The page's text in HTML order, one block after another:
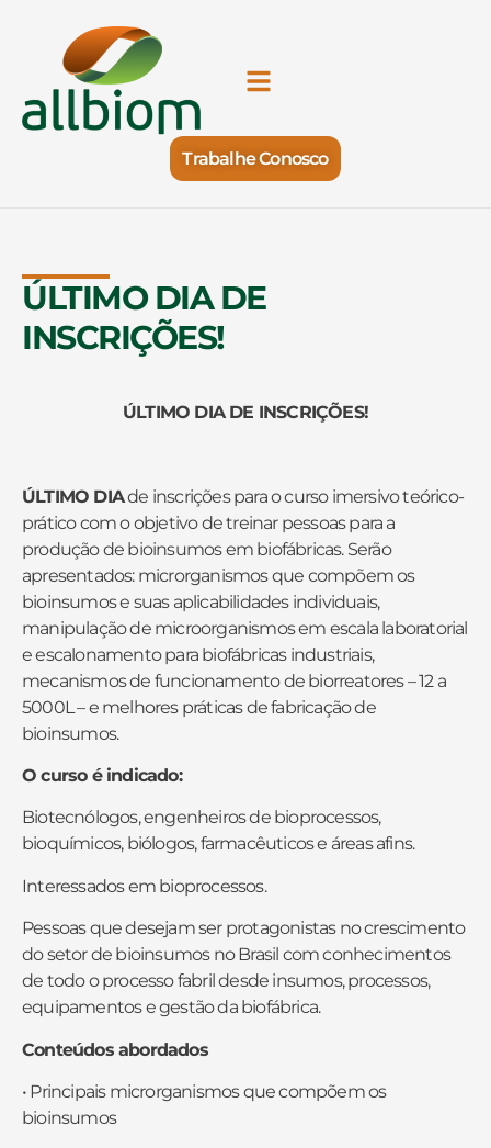
Trabalhe Conosco
ÚLTIMO DIA DE
INSCRIÇÕES!
ÚLTIMO DIA DE INSCRIÇÕES!
ÚLTIMO DIAde inscrições para o curso imersivo teórico-
prático com o objetivo de treinar pessoas para a
produção de bioinsumos em biofábricas. Serão
apresentados: microrganismos que compõem os
bioinsumos e suas aplicabilidades individuais,
manipulação de microorganismos em escala laboratorial
e escalonamento para biofábricas industriais,
mecanismos de funcionamento de biorreatores – 12 a
5000L – e melhores práticas de fabricação de
bioinsumos.
O curso é indicado:
Biotecnólogos, engenheiros de bioprocessos,
bioquímicos, biólogos, farmacêuticos e áreas afins.
Interessados em bioprocessos.
Pessoas que desejam ser protagonistas no crescimento
do setor de bioinsumos no Brasil com conhecimentos
de todo o processo fabril desde insumos, processos,
equipamentos e gestão da biofábrica.
Conteúdos abordados
• Principais microrganismos que compõem os
bioinsumos